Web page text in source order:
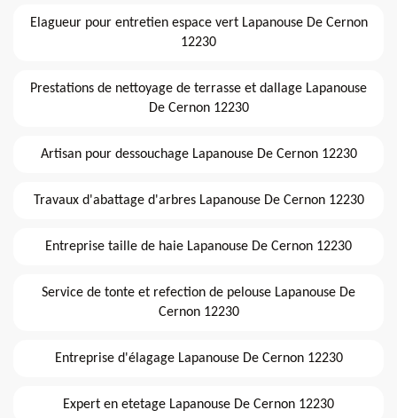
Elagueur pour entretien espace vert Lapanouse De Cernon
12230
Prestations de nettoyage de terrasse et dallage Lapanouse
De Cernon 12230
Artisan pour dessouchage Lapanouse De Cernon 12230
Travaux d'abattage d'arbres Lapanouse De Cernon 12230
Entreprise taille de haie Lapanouse De Cernon 12230
Service de tonte et refection de pelouse Lapanouse De
Cernon 12230
Entreprise d'élagage Lapanouse De Cernon 12230
Expert en etetage Lapanouse De Cernon 12230